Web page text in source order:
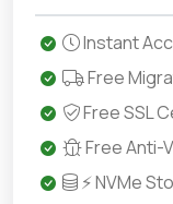
Instant
Free
Free SSL
Free Anti-
⚡ NVMe